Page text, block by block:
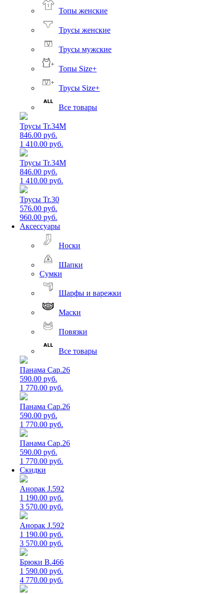
Топы женские
Трусы женские
Трусы мужские
Топы Size+
Трусы Size+
Все товары
Трусы Tr.34M
846.00 руб.
1 410.00 руб.
Трусы Tr.34M
846.00 руб.
1 410.00 руб.
Трусы Tr.30
576.00 руб.
960.00 руб.
Аксессуары
Носки
Шапки
Сумки
Шарфы и варежки
Маски
Повязки
Все товары
Панама Cap.26
590.00 руб.
1 770.00 руб.
Панама Cap.26
590.00 руб.
1 770.00 руб.
Панама Cap.26
590.00 руб.
1 770.00 руб.
Скидки
Анорак J.592
1 190.00 руб.
3 570.00 руб.
Анорак J.592
1 190.00 руб.
3 570.00 руб.
Брюки B.466
1 590.00 руб.
4 770.00 руб.